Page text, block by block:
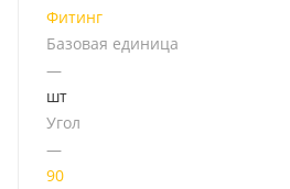
Фитинг
Базовая единица
—
шт
Угол
—
90